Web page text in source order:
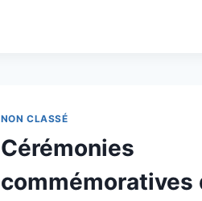
NON CLASSÉ
Cérémonies
commémoratives